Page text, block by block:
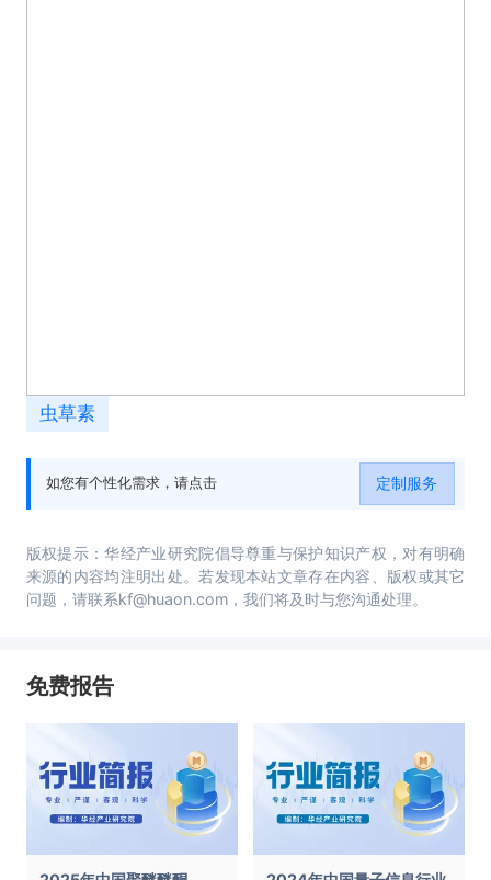
虫草素
如您有个性化需求，请点击 定制服务
版权提示：华经产业研究院倡导尊重与保护知识产权，对有明确
来源的内容均注明出处。若发现本站文章存在内容、版权或其它
问题，请联系kf@huaon.com，我们将及时与您沟通处理。
免费报告